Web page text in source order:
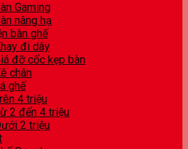
Gaming
nâng hạ
bàn ghế
đi dây
đỡ cốc kẹp bàn
chân
ghế
4 triệu
2 đến 4 triệu
2 triệu